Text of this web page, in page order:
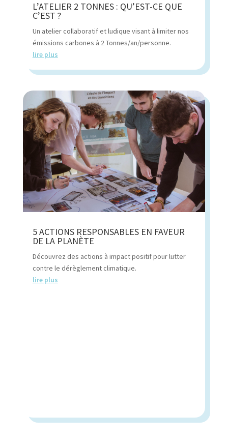
L’ATELIER 2 TONNES : QU’EST-CE QUE
C’EST ?
Un atelier collaboratif et ludique visant à limiter nos
émissions carbones à 2 Tonnes/an/personne.
lire plus
5 ACTIONS RESPONSABLES EN FAVEUR
DE LA PLANÈTE
Découvrez des actions à impact positif pour lutter
contre le dérèglement climatique.
lire plus